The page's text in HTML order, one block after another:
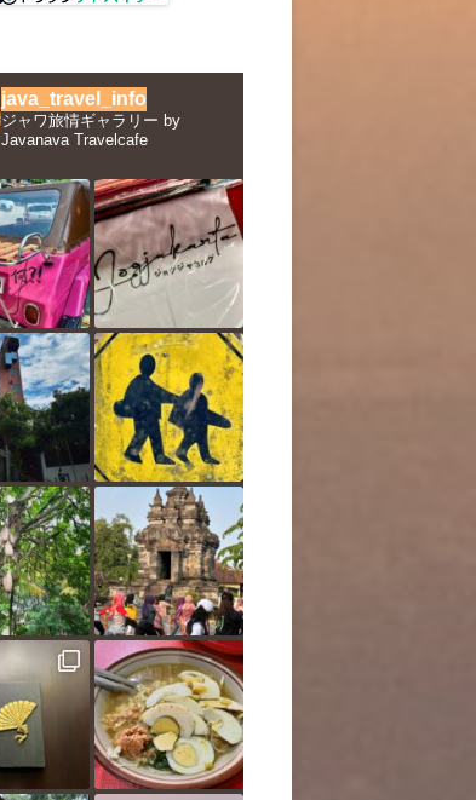
java_travel_info
ジャワ旅情ギャラリー by
Javanava Travelcafe